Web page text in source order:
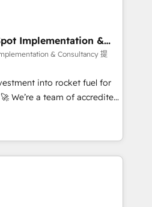
• AI governance for
• 150+ clients across Sales
Hub, Data Hub and
ISO 9001:2015, and ISO
AI management standard •
framework, built on
to get in touch (𝘸𝘦'𝘳𝘦
Implementation &
& Consultancy 提
into rocket fuel for
into complex business
what you've got and make
it, build your website in
We are on the